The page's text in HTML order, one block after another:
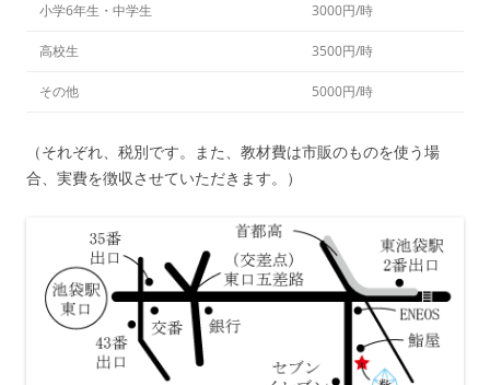
小学6年生・中学生 3000円/時
高校生 3500円/時
その他 5000円/時
（それぞれ、税別です。また、教材費は市販のものを使う場
合、実費を徴収させていただきます。）